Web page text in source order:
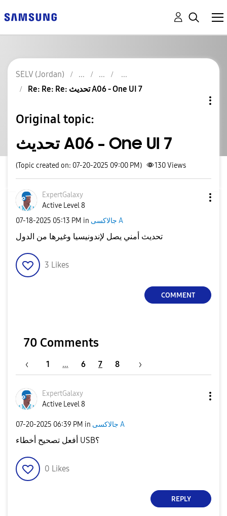
SELV (Jordan)
Re: Re: Re: تحديث A06 - One UI 7
Original topic:
تحديث A06 - One UI 7
(Topic created on: 07-20-2025 09:00 PM) 130Views
ExpertGalaxy
Active Level 8
‎07-18-2025 05:13 PM in جالاكسى A
تحديث أمني يصل لإندونيسيا وغيرها من الدول
3 Likes
COMMENT
70 Comments
1 … 6 7 8
ExpertGalaxy
Active Level 8
‎07-20-2025 06:39 PM in جالاكسى A
أفعل تصحيح أخطاء USB؟
0 Likes
REPLY